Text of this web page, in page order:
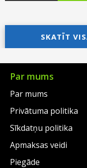
was:
€96.00.
price
is:
€69.00.
SKATĪT
Par mums
Par mums
Privātuma politika
Sīkdatņu politika
Apmaksas veidi
Piegāde